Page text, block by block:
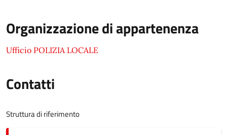
Organizzazione di appartenenza
Ufficio POLIZIA LOCALE
Contatti
Struttura di riferimento